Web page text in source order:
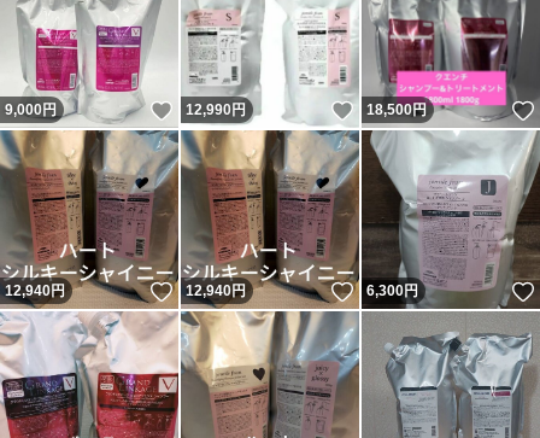
9,000円 いいね！
12,990円 いいね！
18,500円
12,940円 いいね！
12,940円 いいね！
6,300円